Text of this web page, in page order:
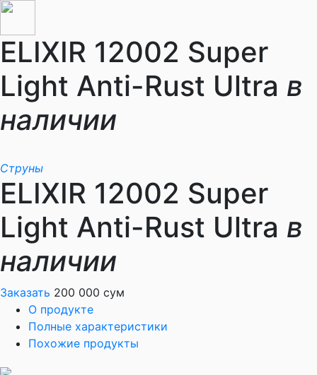
ELIXIR 12002 Super
Light Anti-Rust Ultra в
наличии
Струны
ELIXIR 12002 Super
Light Anti-Rust Ultra в
наличии
Заказать 200 000 сум
О продукте
Полные характеристики
Похожие продукты